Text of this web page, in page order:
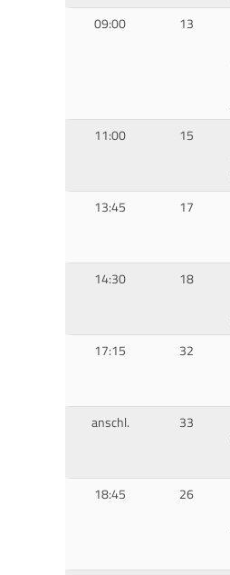
09:00 13
11:00 15
13:45 17
14:30 18
17:15 32
anschl. 33
18:45 26